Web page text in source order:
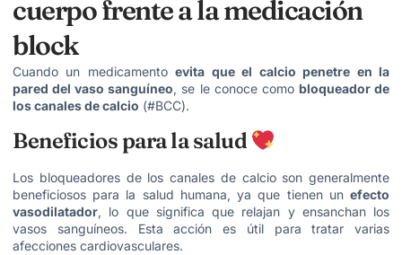
cuerpo frente a la medicación
block
​Cuando un medicamentoevita que el calcio penetre en la
pared del vaso sanguíneo, se le conoce como bloqueador de
los canales de calcio (#BCC).
​Beneficios para la salud
​Los bloqueadores de los canales de calcio son generalmente
beneficiosos para la salud humana, ya que tienen un efecto
vasodilatador, lo que significa que relajan y ensanchan los
vasos sanguíneos. Esta acción es útil para tratar varias
afecciones cardiovasculares.